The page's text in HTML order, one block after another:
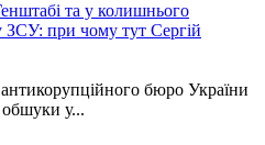
та у колишнього
ЗСУ: при чому тут Сергій
бюро України
у...